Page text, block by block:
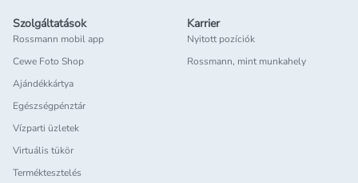
Szolgáltatások
Rossmann mobil app
Cewe Foto Shop
Ajándékkártya
Egészségpénztár
Vízparti üzletek
Virtuális tükör
Terméktesztelés
Karrier
Nyitott pozíciók
Rossmann, mint munkahely